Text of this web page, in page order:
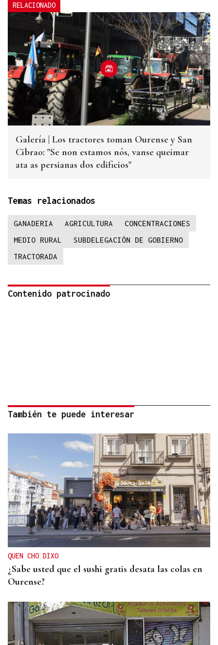
RELACIONADO
Galería | Los tractores toman Ourense y San
Cibrao: "Se non estamos nós, vanse queimar
ata as persianas dos edificios"
Temas relacionados
GANADERIA AGRICULTURA
CONCENTRACIONES
MEDIO RURAL
SUBDELEGACIÓN DE GOBIERNO
TRACTORADA
Contenido patrocinado
También te puede interesar
QUEN CHO DIXO
¿Sabe usted que el sushi gratis desata las colas en
Ourense?